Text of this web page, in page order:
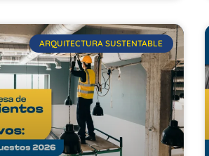
ARQUITECTURA SUSTENTABLE